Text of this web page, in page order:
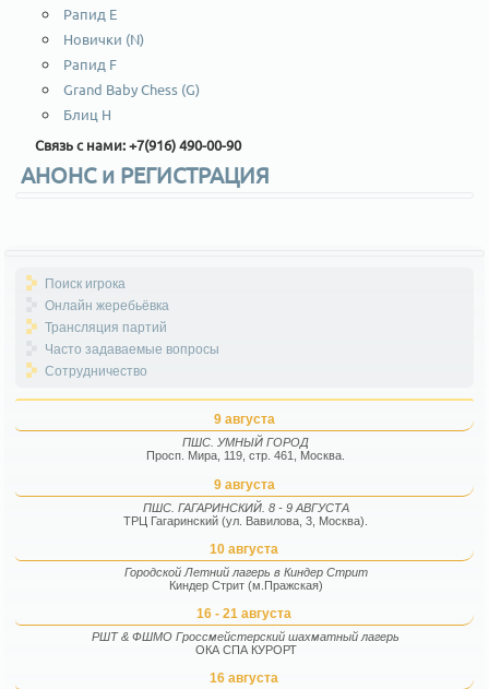
Рапид Е
Новички (N)
Рапид F
Grand Baby Chess (G)
Блиц H
Связь с нами: +7(916) 490-00-90
АНОНС и РЕГИСТРАЦИЯ
Поиск игрока
Онлайн жеребьёвка
Трансляция партий
Часто задаваемые вопросы
Сотрудничество
9 августа
ПШС. УМНЫЙ ГОРОД
Просп. Мира, 119, стр. 461, Москва.
9 августа
ПШС. ГАГАРИНСКИЙ. 8 - 9 АВГУСТА
ТРЦ Гагаринский (ул. Вавилова, 3, Москва).
10 августа
Городской Летний лагерь в Киндер Стрит
Киндер Стрит (м.Пражская)
16 - 21 августа
РШТ & ФШМО Гроссмейстерский шахматный лагерь
ОКА СПА КУРОРТ
16 августа